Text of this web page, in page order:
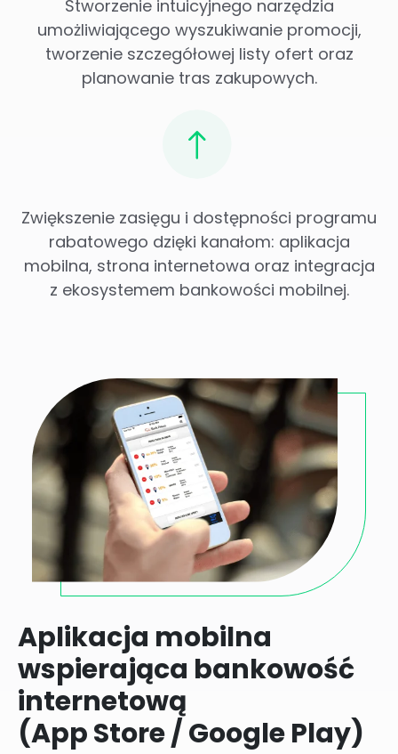
Stworzenie intuicyjnego narzędzia
umożliwiającego wyszukiwanie promocji,
tworzenie szczegółowej listy ofert oraz
planowanie tras zakupowych.
Zwiększenie zasięgu i dostępności programu
rabatowego dzięki kanałom: aplikacja
mobilna, strona internetowa oraz integracja
z ekosystemem bankowości mobilnej.
Aplikacja mobilna
wspierająca bankowość
internetową
(App Store / Google Play)